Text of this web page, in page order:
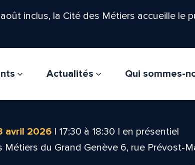
inclus, la Cité des Métiers accueille le
Actualités
Qui sommes-
avril 2026| 17:30 à 18:30 | en présentiel
Métiers du Grand Genève 6, rue Prévost-